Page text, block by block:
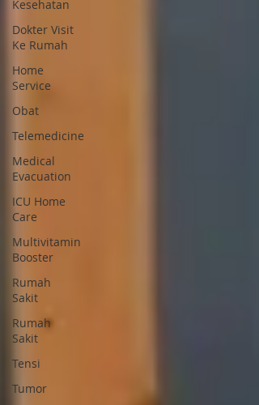
Kesehatan
Dokter Visit
Ke Rumah
Home
Service
Obat
Telemedicine
Medical
Evacuation
ICU Home
Care
Multivitamin
Booster
Rumah
Sakit
Rumah
Sakit
Tensi
Tumor